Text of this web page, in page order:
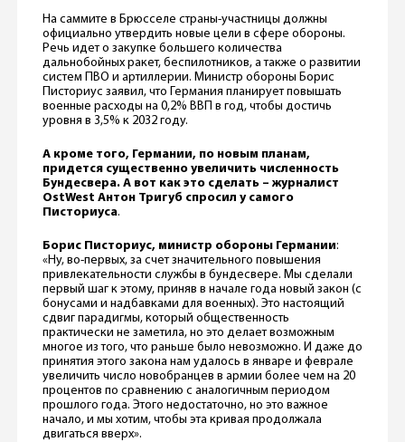
На саммите в Брюсселе страны-участницы должны
официально утвердить новые цели в сфере обороны.
Речь идет о закупке большего количества
дальнобойных ракет, беспилотников, а также о развитии
систем ПВО и артиллерии. Министр обороны Борис
Писториус заявил, что Германия планирует повышать
военные расходы на 0,2% ВВП в год, чтобы достичь
уровня в 3,5% к 2032 году.
А кроме того, Германии, по новым планам,
придется существенно увеличить численность
Бундесвера. А вот как это сделать – журналист
OstWest Антон Тригуб спросил у самого
Писториуса.
Борис Писториус, министр обороны Германии:
«Ну, во-первых, за счет значительного повышения
привлекательности службы в бундесвере. Мы сделали
первый шаг к этому, приняв в начале года новый закон (c
бонусами и надбавками для военных). Это настоящий
сдвиг парадигмы, который общественность
практически не заметила, но это делает возможным
многое из того, что раньше было невозможно. И даже до
принятия этого закона нам удалось в январе и феврале
увеличить число новобранцев в армии более чем на 20
процентов по сравнению с аналогичным периодом
прошлого года. Этого недостаточно, но это важное
начало, и мы хотим, чтобы эта кривая продолжала
двигаться вверх».